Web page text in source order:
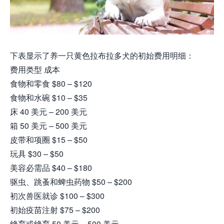
下表显示了养一只黄色拉布拉多犬的初始费用明细：
费用类型 成本
食物和零食 $80 – $120
食物和水碗 $10 – $35
床 40 美元 – 200 美元
箱 50 美元 – 500 美元
皮带和项圈 $15 – $50
玩具 $30 – $50
美容必需品 $40 – $180
驱虫、跳蚤和蜱虫药物 $50 – $200
初次兽医就诊 $100 – $300
初始疫苗注射 $75 – $200